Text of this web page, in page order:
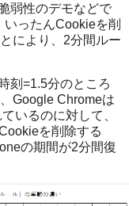
弱性のデモなどで
ったんCookieを削
により、2分間ルー
刻=1.5分のところ
Google Chromeは
いるのに対して、
を削除する
の期間が2分間復